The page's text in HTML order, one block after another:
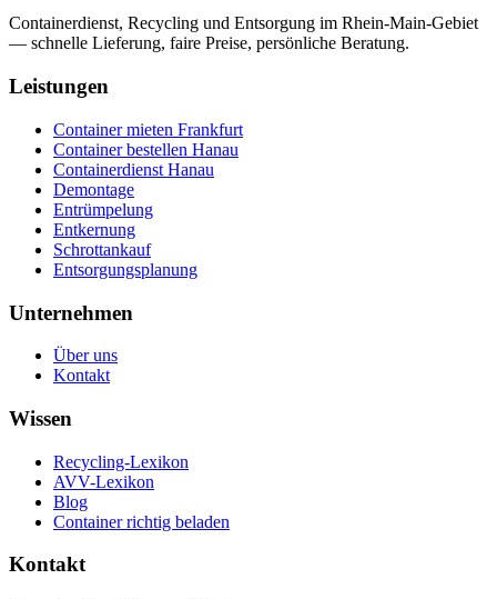
Containerdienst, Recycling und Entsorgung im Rhein-Main-Gebiet
— schnelle Lieferung, faire Preise, persönliche Beratung.
Leistungen
Container mieten Frankfurt
Container bestellen Hanau
Containerdienst Hanau
Demontage
Entrümpelung
Entkernung
Schrottankauf
Entsorgungsplanung
Unternehmen
Über uns
Kontakt
Wissen
Recycling-Lexikon
AVV-Lexikon
Blog
Container richtig beladen
Kontakt